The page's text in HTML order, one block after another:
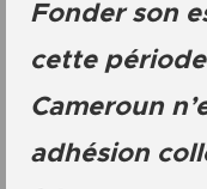
Fonder son
cette
Cameroun
adhésion